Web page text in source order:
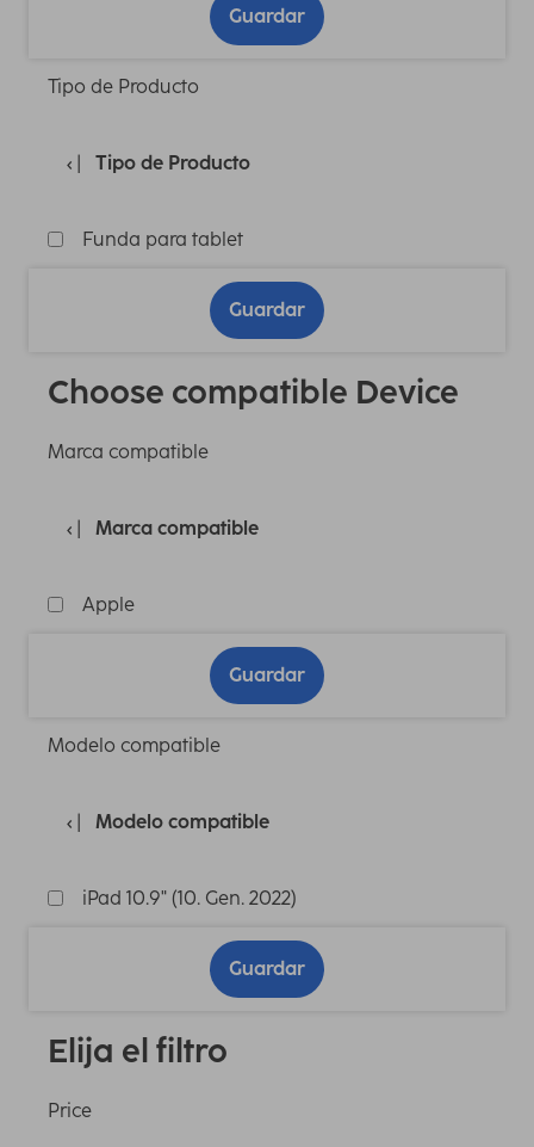
Guardar
Tipo de Producto
Tipo de Producto
Funda para tablet
Guardar
Choose compatible Device
Marca compatible
Marca compatible
Apple
Guardar
Modelo compatible
Modelo compatible
iPad 10.9" (10. Gen. 2022)
Guardar
Elija el filtro
Price